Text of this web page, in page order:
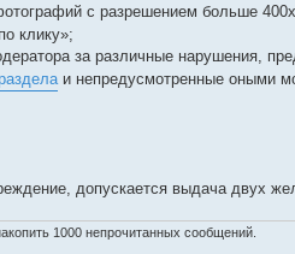
с разрешением больше
клику»;
за различные нарушения,
и непредусмотренные оными
допускается выдача двух
1000 непрочитанных сообщений.